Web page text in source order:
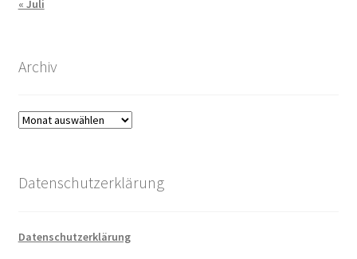
« Juli
Archiv
Archiv
Datenschutzerklärung
Datenschutzerklärung